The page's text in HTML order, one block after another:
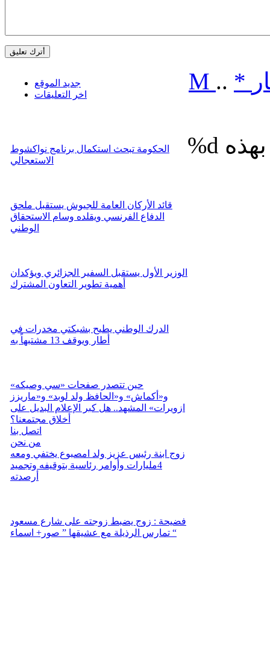
جديد الموقع
اخر التعليقات
الحكومة تبحث استكمال برنامج نواكشوط
الاستعجالي
قائد الأركان العامة للجيوش يستقبل ملحق
الدفاع الفرنسي ويقلده وسام الاستحقاق
الوطني
الوزير الأول يستقبل السفير الجزائري ويؤكدان
أهمية تطوير التعاون المشترك
الدرك الوطني يطيح بشبكتي مخدرات في
أطار ويوقف 13 مشتبهاً به
حين تتصدر صفحات «سي وصيكه»
و«أكماش» و«الحافظ ولد لوبد» و«ماريزز
ازويرات» المشهد.. هل كبر الإعلام البديل على
أخلاق مجتمعنا؟
اتصل بنا
من نحن
زوج ابنة رئيس عزيز ولد امصبوع يختفي ومعه
4مليارات وأوامر رئاسية بتوقيفه وتجميد
أرصدته
فضيحة : زوج يضبط زوجته على شارع مسعود
تمارس الرذيلة مع عشيقها ” صور+ اسماء “
M .. *
%d